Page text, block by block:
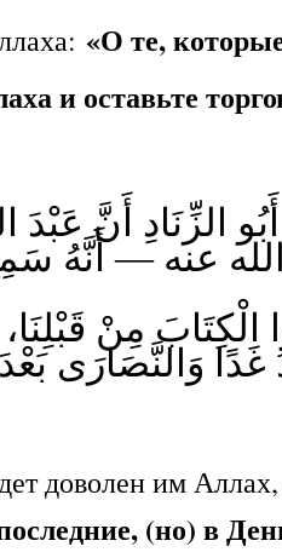
«О те,
и оставьте
الزِّنَادِ أَنَّ
عنه — أَنَّهُ
الْكِتَابَ مِنْ
غَدًا وَالنَّصَارَى
доволен им
(но) в